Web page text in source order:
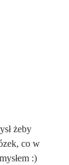
żeby
co w
:)